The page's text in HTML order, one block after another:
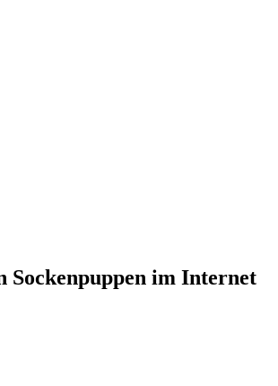
Sockenpuppen im Internet